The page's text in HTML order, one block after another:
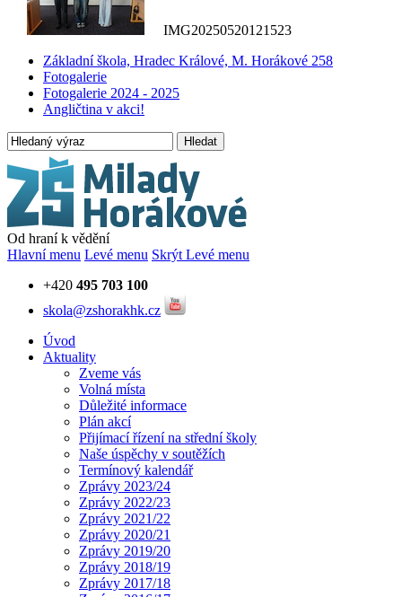
IMG20250520121523
Základní škola, Hradec Králové, M. Horákové 258
Fotogalerie
Fotogalerie 2024 - 2025
Angličtina v akci!
Hledat
Od hraní k vědění
Hlavní menu Levé menu Skrýt Levé menu
+420 495 703 100
skola@zshorakhk.cz
Úvod
Aktuality
Zveme vás
Volná místa
Důležité informace
Plán akcí
Přijímací řízení na střední školy
Naše úspěchy v soutěžích
Termínový kalendář
Zprávy 2023/24
Zprávy 2022/23
Zprávy 2021/22
Zprávy 2020/21
Zprávy 2019/20
Zprávy 2018/19
Zprávy 2017/18